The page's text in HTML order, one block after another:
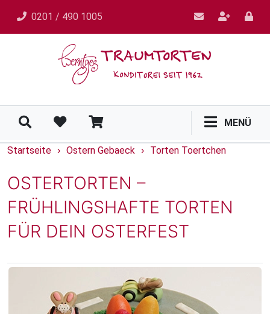
0201 / 490 1005
MENÜ
Startseite › Ostern Gebaeck › Torten Toertchen
OSTERTORTEN –
FRÜHLINGSHAFTE TORTEN
FÜR DEIN OSTERFEST